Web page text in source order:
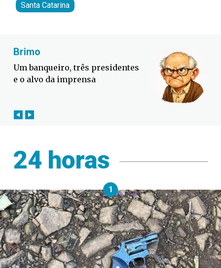
Santa Catarina
Fabiano Bordignon
Defesa Civil lança campanha
contra o El Niño em SC
24 horas
1